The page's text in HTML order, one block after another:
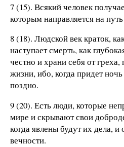
7 (15). Всякий человек
которым направляется на
8 (18). Людской век краток,
наступает смерть, как
честно и храни себя от греха,
жизни, ибо, когда придет
поздно.
9 (20). Есть люди, которые
мире и скрывают свои
когда явлены будут их дела, и
вечности.